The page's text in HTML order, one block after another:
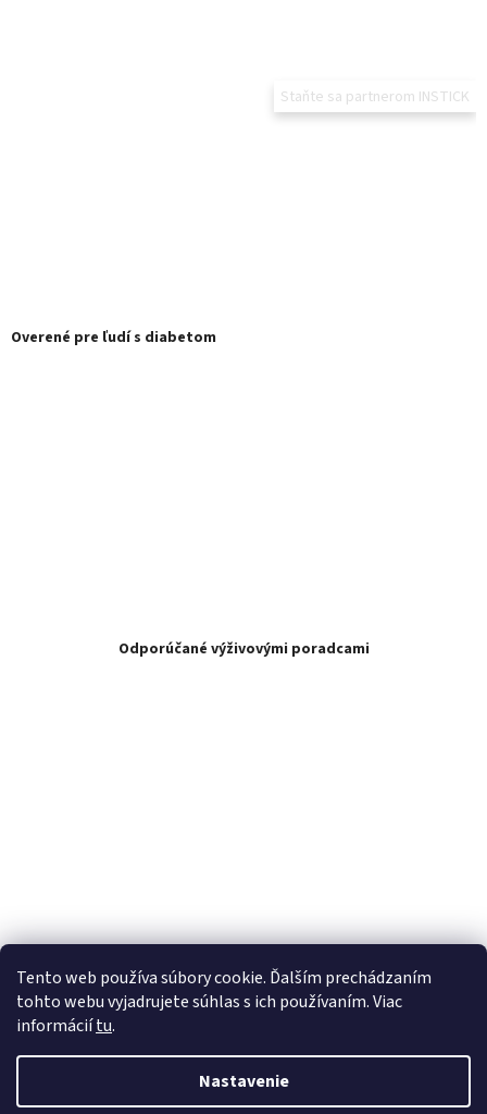
Tento web používa súbory cookie. Ďalším prechádzaním
tohto webu vyjadrujete súhlas s ich používaním. Viac
informáciítu.
Nastavenie
Staňte sa partnerom INSTICK
Overené pre ľudí s diabetom
Odporúčané výživovými poradcami
Vytvoril Shoptet